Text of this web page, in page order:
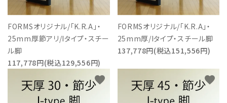
FORMSオリジナル/「K.R.A」・
25mm厚節アリ/Iタイプ・スチー
ル脚
117,778円(税込129,556円)
FORMSオリジナル/「K.R.A」・
25mm厚/Iタイプ・スチール脚
137,778円(税込151,556円)
favorite favorite